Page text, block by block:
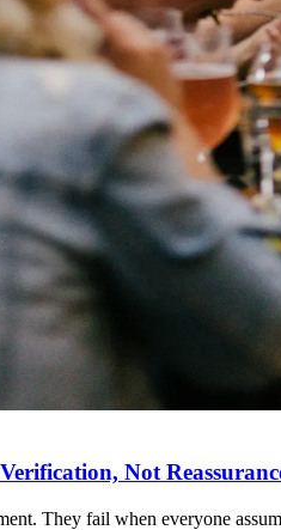
Not
They fail when everyone